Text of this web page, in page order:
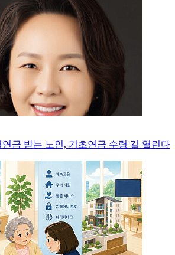
연금 받는 노인, 기초연금 수령 길 열린다